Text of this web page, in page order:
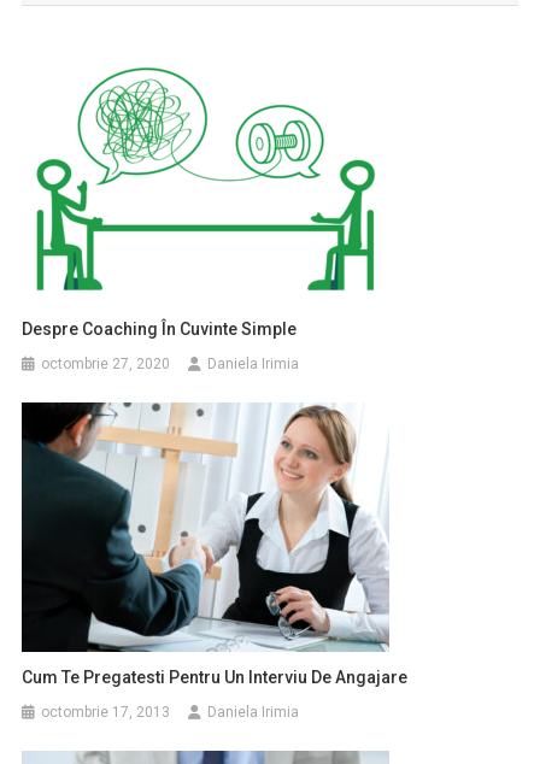
Despre Coaching În Cuvinte Simple
octombrie 27, 2020 Daniela Irimia
Cum Te Pregatesti Pentru Un Interviu De Angajare
octombrie 17, 2013 Daniela Irimia